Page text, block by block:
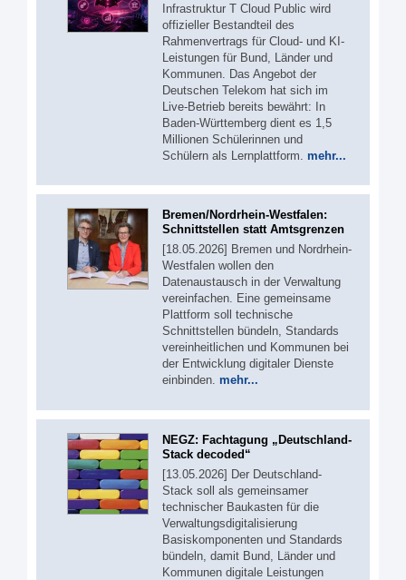
Infrastruktur T Cloud Public wird
offizieller Bestandteil des
Rahmenvertrags für Cloud- und KI-
Leistungen für Bund, Länder und
Kommunen. Das Angebot der
Deutschen Telekom hat sich im
Live-Betrieb bereits bewährt: In
Baden-Württemberg dient es 1,5
Millionen Schülerinnen und
Schülern als Lernplattform. mehr...
Bremen/Nordrhein-Westfalen:
Schnittstellen statt Amtsgrenzen
[18.05.2026] Bremen und Nordrhein-
Westfalen wollen den
Datenaustausch in der Verwaltung
vereinfachen. Eine gemeinsame
Plattform soll technische
Schnittstellen bündeln, Standards
vereinheitlichen und Kommunen bei
der Entwicklung digitaler Dienste
einbinden. mehr...
NEGZ: Fachtagung „Deutschland-
Stack decoded“
[13.05.2026] Der Deutschland-
Stack soll als gemeinsamer
technischer Baukasten für die
Verwaltungsdigitalisierung
Basiskomponenten und Standards
bündeln, damit Bund, Länder und
Kommunen digitale Leistungen